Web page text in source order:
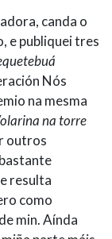
canda o
e publiquei tres
Nós
na mesma
na torre
outros
resulta
como
min. Aínda